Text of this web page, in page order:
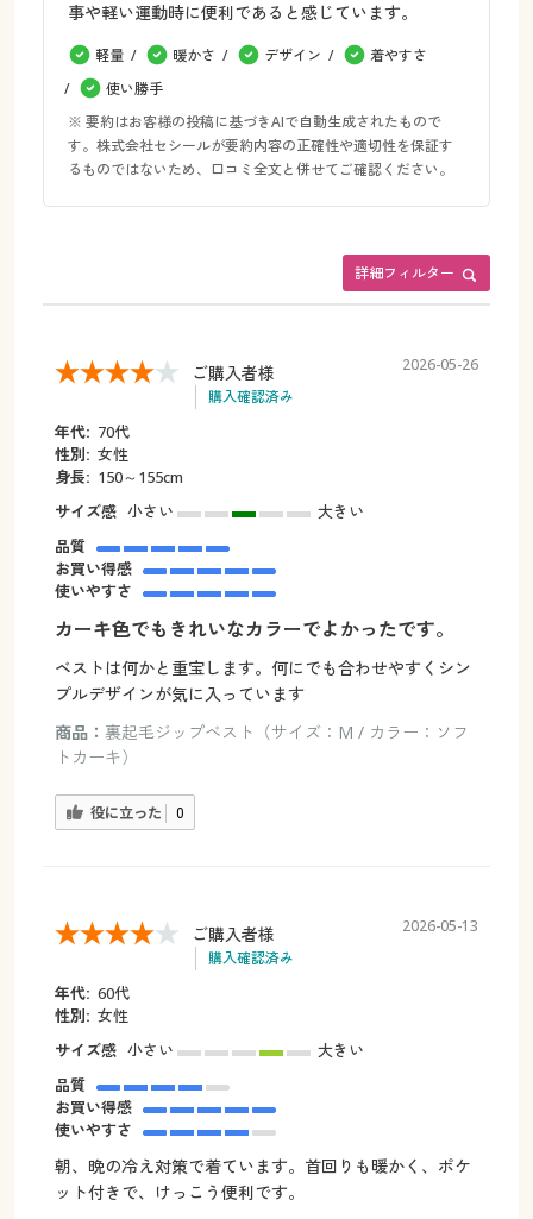
事や軽い運動時に便利であると感じています。
軽量 暖かさ デザイン
着やすさ
使い勝手
※ 要約はお客様の投稿に基づきAIで自動生成されたもので
す。株式会社セシールが要約内容の正確性や適切性を保証す
るものではないため、口コミ全文と併せてご確認ください。
詳細フィルター
ご購入者様
購入確認済み
2026-05-26
年代: 70代
性別: 女性
身長: 150～155cm
サイズ感 小さい
大きい
品質
お買い得感
使いやすさ
カーキ色でもきれいなカラーでよかったです。
ベストは何かと重宝します。何にでも合わせやすくシン
プルデザインが気に入っています
商品： 裏起毛ジップベスト（サイズ：M / カラー：ソフ
トカーキ）
役に立った 0
ご購入者様
購入確認済み
2026-05-13
年代: 60代
性別: 女性
サイズ感 小さい
大きい
品質
お買い得感
使いやすさ
朝、晩の冷え対策で着ています。首回りも暖かく、ポケ
ット付きで、けっこう便利です。